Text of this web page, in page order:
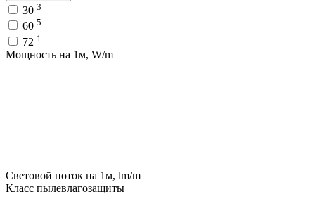
30 3
60 5
72 1
Мощность на 1м, W/m
Световой поток на 1м, lm/m
Класс пылевлагозащиты